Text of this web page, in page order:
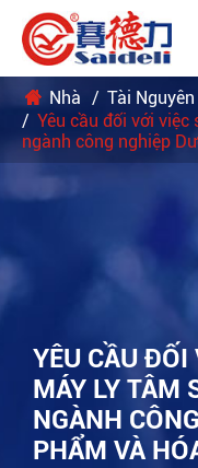
Nhà Tài Nguyên
Yêu cầu đối với
ngành công nghiệp
YÊU CẦU ĐỐI
MÁY LY TÂM
NGÀNH
PHẨM VÀ